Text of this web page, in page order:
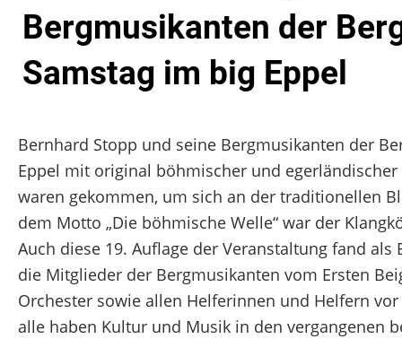
Bergmusikanten der
Samstag im big Eppel
Bernhard Stopp und seine Bergmusikanten der
Eppel mit original böhmischer und
waren gekommen, um sich an der traditionellen
dem Motto „Die böhmische Welle“ war der
Auch diese 19. Auflage der Veranstaltung fand
die Mitglieder der Bergmusikanten vom Ersten
Orchester sowie allen Helferinnen und Helfern
alle haben Kultur und Musik in den vergangenen